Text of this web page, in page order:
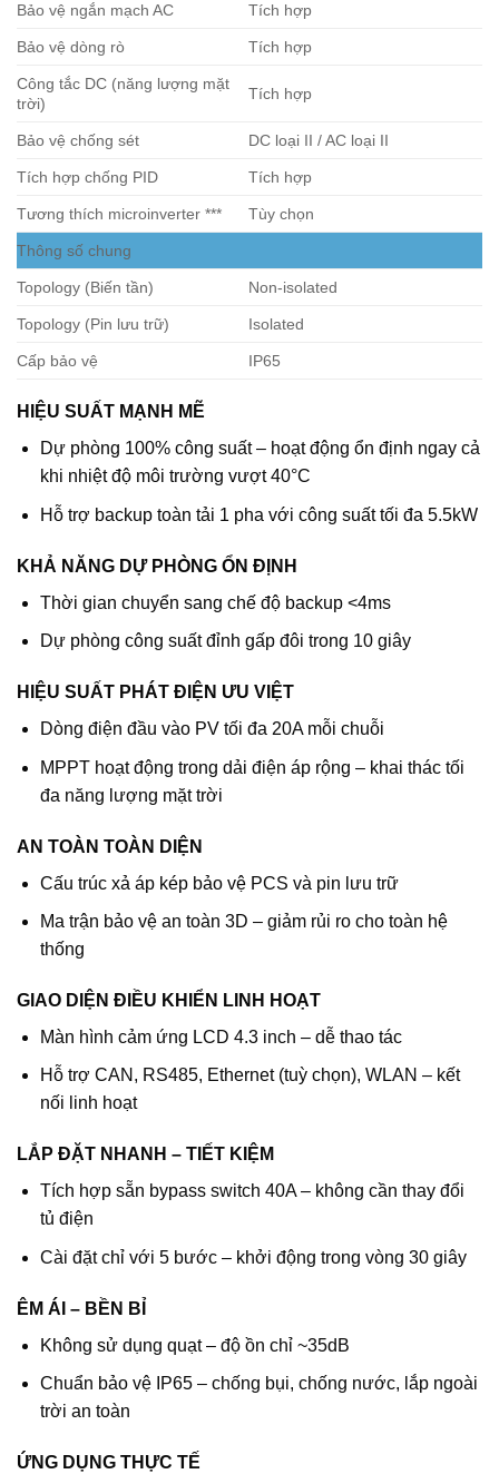
Bảo vệ ngắn mạch AC Tích hợp
Bảo vệ dòng rò Tích hợp
Công tắc DC (năng lượng mặt
trời)
Tích hợp
Bảo vệ chống sét DC loại II / AC loại II
Tích hợp chống PID Tích hợp
Tương thích microinverter *** Tùy chọn
Thông số chung
Topology (Biến tần) Non-isolated
Topology (Pin lưu trữ) Isolated
Cấp bảo vệ IP65
HIỆU SUẤT MẠNH MẼ
Dự phòng 100% công suất – hoạt động ổn định ngay cả
khi nhiệt độ môi trường vượt 40°C
Hỗ trợ backup toàn tải 1 pha với công suất tối đa 5.5kW
KHẢ NĂNG DỰ PHÒNG ỔN ĐỊNH
Thời gian chuyển sang chế độ backup <4ms
Dự phòng công suất đỉnh gấp đôi trong 10 giây
HIỆU SUẤT PHÁT ĐIỆN ƯU VIỆT
Dòng điện đầu vào PV tối đa 20A mỗi chuỗi
MPPT hoạt động trong dải điện áp rộng – khai thác tối
đa năng lượng mặt trời
AN TOÀN TOÀN DIỆN
Cấu trúc xả áp kép bảo vệ PCS và pin lưu trữ
Ma trận bảo vệ an toàn 3D – giảm rủi ro cho toàn hệ
thống
GIAO DIỆN ĐIỀU KHIỂN LINH HOẠT
Màn hình cảm ứng LCD 4.3 inch – dễ thao tác
Hỗ trợ CAN, RS485, Ethernet (tuỳ chọn), WLAN – kết
nối linh hoạt
LẮP ĐẶT NHANH – TIẾT KIỆM
Tích hợp sẵn bypass switch 40A – không cần thay đổi
tủ điện
Cài đặt chỉ với 5 bước – khởi động trong vòng 30 giây
ÊM ÁI – BỀN BỈ
Không sử dụng quạt – độ ồn chỉ ~35dB
Chuẩn bảo vệ IP65 – chống bụi, chống nước, lắp ngoài
trời an toàn
ỨNG DỤNG THỰC TẾ